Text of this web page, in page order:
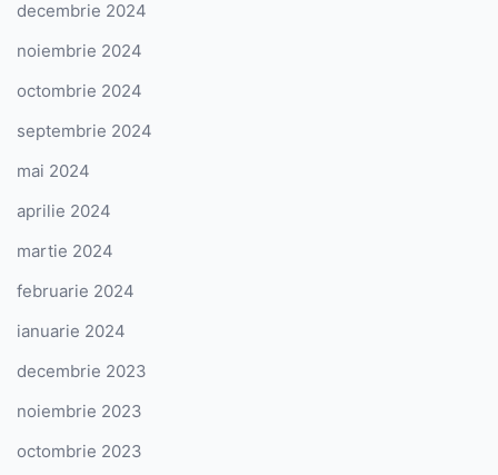
decembrie 2024
noiembrie 2024
octombrie 2024
septembrie 2024
mai 2024
aprilie 2024
martie 2024
februarie 2024
ianuarie 2024
decembrie 2023
noiembrie 2023
octombrie 2023